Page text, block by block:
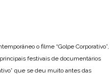
o filme “Golpe Corporativo”,
festivais de documentários
que se deu muito antes das